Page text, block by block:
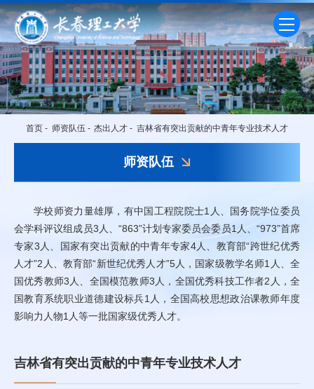
师资队伍
首页 - 师资队伍 - 杰出人才 - 吉林省有突出贡献的中青年专业技术人才
学校师资力量雄厚，有中国工程院院士1人、国务院学位委员
会学科评议组成员3人、“863”计划专家委员会委员1人、“973”首席
专家3人、国家有突出贡献的中青年专家4人、教育部“跨世纪优秀
人才”2人、教育部“新世纪优秀人才”5人，国家级教学名师1人、全
国优秀教师3人、全国模范教师3人，全国优秀科技工作者2人，全
国教育系统职业道德建设标兵1人，全国高校思想政治课教师年度
影响力人物1人等一批国家级优秀人才。
吉林省有突出贡献的中青年专业技术人才